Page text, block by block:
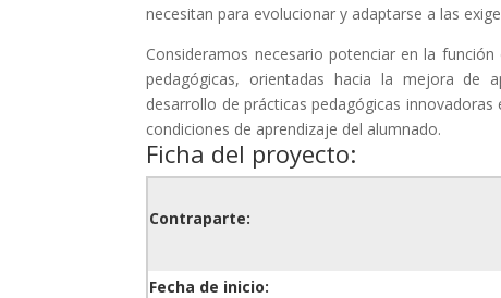
necesitan para evolucionar y adaptarse a las
Consideramos necesario potenciar en la
pedagógicas, orientadas hacia la mejora de
desarrollo de prácticas pedagógicas
condiciones de aprendizaje del alumnado.
Ficha del proyecto:
Contraparte:
Fecha de inicio: